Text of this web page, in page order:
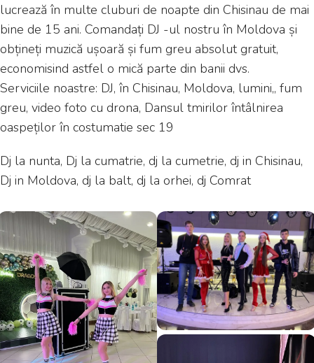
lucrează în multe cluburi de noapte din Chisinau de mai
bine de 15 ani. Comandați DJ -ul nostru în Moldova și
obțineți muzică ușoară și fum greu absolut gratuit,
economisind astfel o mică parte din banii dvs.
Serviciile noastre: DJ, în Chisinau, Moldova, lumini,, fum
greu, video foto cu drona, Dansul tmirilor întâlnirea
oaspeților în costumatie sec 19
Dj la nunta, Dj la cumatrie, dj la cumetrie, dj in Chisinau,
Dj in Moldova, dj la balt, dj la orhei, dj Comrat